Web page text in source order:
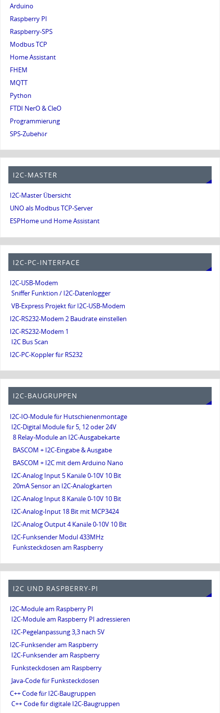
Arduino
Raspberry PI
Raspberry-SPS
Modbus TCP
Home Assistant
FHEM
MQTT
Python
FTDI NerO & CleO
Programmierung
SPS-Zubehör
I2C-MASTER
I2C-Master Übersicht
UNO als Modbus TCP-Server
ESPHome und Home Assistant
I2C-PC-INTERFACE
I2C-USB-Modem
Sniffer Funktion / I2C-Datenlogger
VB-Express Projekt für I2C-USB-Modem
I2C-RS232-Modem 2 Baudrate einstellen
I2C-RS232-Modem 1
I2C Bus Scan
I2C-PC-Koppler für RS232
I2C-BAUGRUPPEN
I2C-IO-Module für Hutschienenmontage
I2C-Digital Module für 5, 12 oder 24V
8 Relay-Module an I2C-Ausgabekarte
BASCOM + I2C-Eingabe & Ausgabe
BASCOM + I2C mit dem Arduino Nano
I2C-Analog Input 5 Kanäle 0-10V 10 Bit
20mA Sensor an I2C-Analogkarten
I2C-Analog Input 8 Kanäle 0-10V 10 Bit
I2C-Analog-Input 18 Bit mit MCP3424
I2C-Analog Output 4 Kanäle 0-10V 10 Bit
I2C-Funksender Modul 433MHz
Funksteckdosen am Raspberry
I2C UND RASPBERRY-PI
I2C-Module am Raspberry PI
I2C-Module am Raspberry PI adressieren
I2C-Pegelanpassung 3,3 nach 5V
I2C-Funksender am Raspberry
I2C-Funksender am Raspberry
Funksteckdosen am Raspberry
Java-Code für Funksteckdosen
C++ Code für I2C-Baugruppen
C++ Code für digitale I2C-Baugruppen